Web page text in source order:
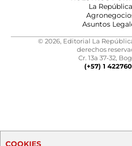
La República
Asuntos
© 2026, Editorial La
derechos
Cr. 13a 37-32,
(+57) 1
COOKIES